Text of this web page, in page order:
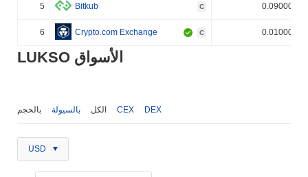
5 Bitkub C 0.090000%
6 Crypto.com Exchange C 0.010000%
LUKSO الأسواق
بالحجم بالسيولة الكل CEX DEX
USD